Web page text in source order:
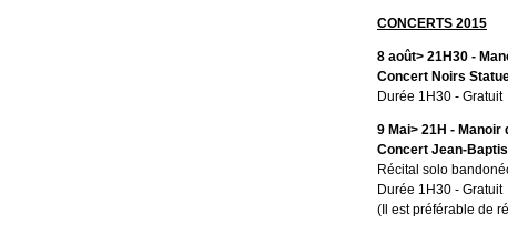
CONCERTS 2015
8 août> 21H30 -
Concert Noirs
Durée 1H30 - Gratuit
9 Mai> 21H - Manoir
Concert Jean-
Récital solo
Durée 1H30 - Gratuit
(Il est préférable de